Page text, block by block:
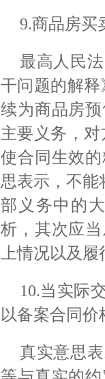
9.商品房买
最高人民
干问题的解释
续为商品房
主要义务，
使合同生效
思表示，不能
部义务中的
析，其次应
上情况以及
10.当实际
以备案合同
真实意思